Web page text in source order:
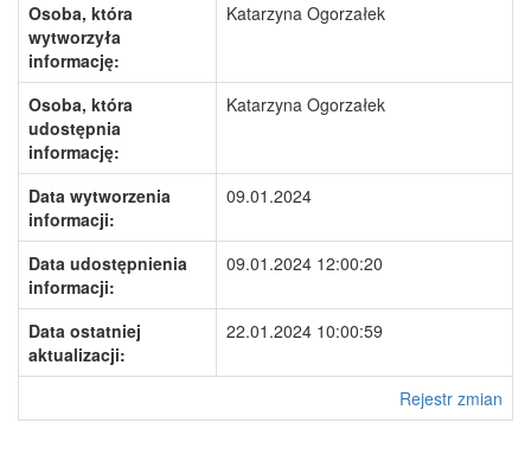
Osoba, która
wytworzyła
informację:
Katarzyna Ogorzałek
Osoba, która
udostępnia
informację:
Katarzyna Ogorzałek
Data wytworzenia
informacji:
09.01.2024
Data udostępnienia
informacji:
09.01.2024 12:00:20
Data ostatniej
aktualizacji:
22.01.2024 10:00:59
Rejestr zmian